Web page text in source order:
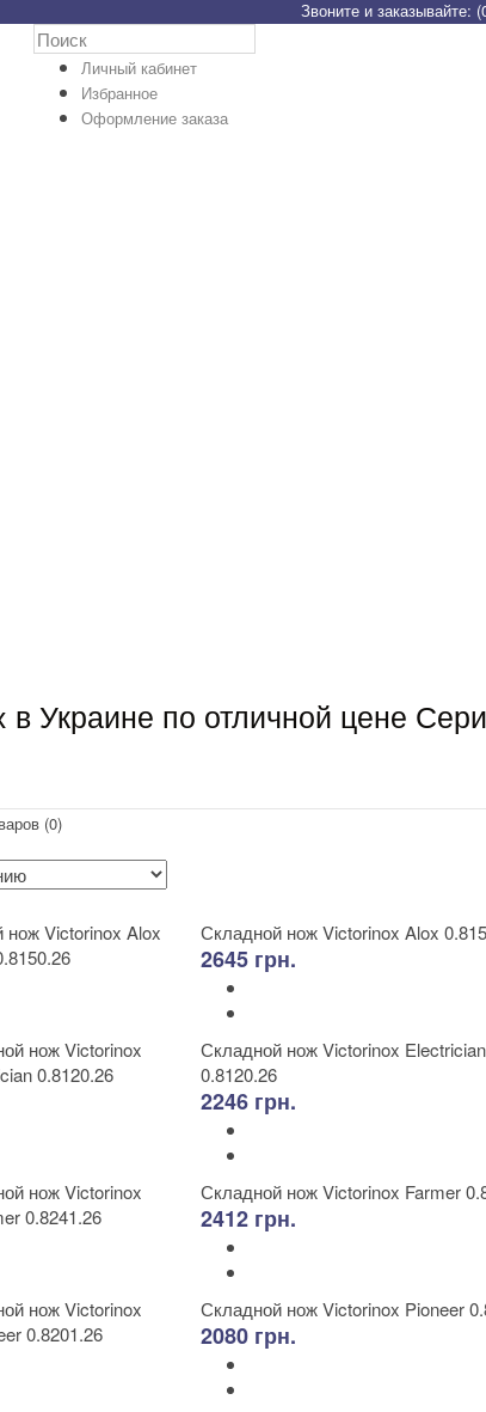
Звоните и заказывайте:
Личный кабинет
Избранное
Оформление заказа
в Украине по отличной цене
(0)
Складной нож Victorinox Alox
2645 грн.
Складной нож Victorinox Electrician
0.8120.26
2246 грн.
Складной нож Victorinox Farmer
2412 грн.
Складной нож Victorinox Pioneer
2080 грн.